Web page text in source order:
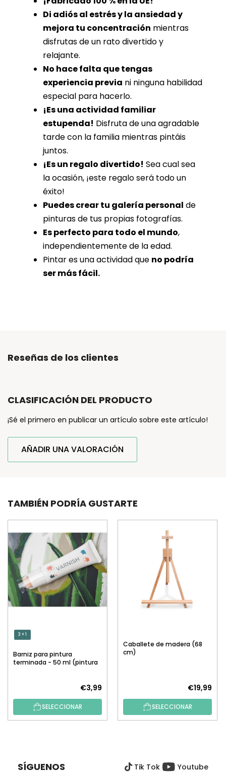
Di adiós al estrés y la ansiedad y
mejora tu concentración mientras
disfrutas de un rato divertido y
relajante.
No hace falta que tengas
experiencia previa ni ninguna habilidad
especial para hacerlo.
¡Es una actividad familiar
estupenda! Disfruta de una agradable
tarde con la familia mientras pintáis
juntos.
¡Es un regalo divertido! Sea cual sea
la ocasión, ¡este regalo será todo un
éxito!
Puedes crear tu galería personal de
pinturas de tus propias fotografías.
Es perfecto para todo el mundo,
independientemente de la edad.
Pintar es una actividad que no podría
ser más fácil.
Reseñas de los clientes
CLASIFICACIÓN DEL PRODUCTO
¡Sé el primero en publicar un artículo sobre este artículo!
AÑADIR UNA VALORACIÓN
TAMBIÉN PODRÍA GUSTARTE
3 + 1
Barniz para pintura
terminada - 50 ml (pintura
€3,99
SELECCIONAR
Caballete de madera (68
cm)
€19,99
SELECCIONAR
SÍGUENOS Tik Tok Youtube